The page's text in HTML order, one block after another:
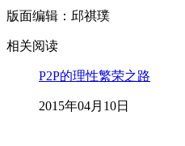
版面编辑：邱祺璞
相关阅读
P2P的理性繁荣之路
2015年04月10日